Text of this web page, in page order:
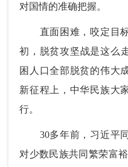
对国情的准确把握。
直面困难，咬定目标
初，脱贫攻坚战是这么
困人口全部脱贫的伟大
新征程上，中华民族大
行。
30多年前，习近平同
对少数民族共同繁荣富